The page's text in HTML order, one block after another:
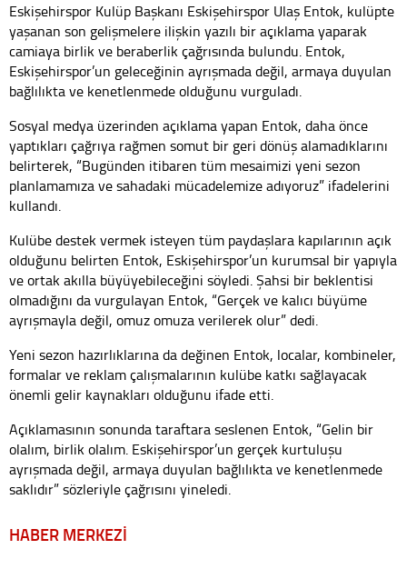
Eskişehirspor Kulüp Başkanı Eskişehirspor Ulaş Entok, kulüpte
yaşanan son gelişmelere ilişkin yazılı bir açıklama yaparak
camiaya birlik ve beraberlik çağrısında bulundu. Entok,
Eskişehirspor’un geleceğinin ayrışmada değil, armaya duyulan
bağlılıkta ve kenetlenmede olduğunu vurguladı.
Sosyal medya üzerinden açıklama yapan Entok, daha önce
yaptıkları çağrıya rağmen somut bir geri dönüş alamadıklarını
belirterek, “Bugünden itibaren tüm mesaimizi yeni sezon
planlamamıza ve sahadaki mücadelemize adıyoruz” ifadelerini
kullandı.
Kulübe destek vermek isteyen tüm paydaşlara kapılarının açık
olduğunu belirten Entok, Eskişehirspor’un kurumsal bir yapıyla
ve ortak akılla büyüyebileceğini söyledi. Şahsi bir beklentisi
olmadığını da vurgulayan Entok, “Gerçek ve kalıcı büyüme
ayrışmayla değil, omuz omuza verilerek olur” dedi.
Yeni sezon hazırlıklarına da değinen Entok, localar, kombineler,
formalar ve reklam çalışmalarının kulübe katkı sağlayacak
önemli gelir kaynakları olduğunu ifade etti.
Açıklamasının sonunda taraftara seslenen Entok, “Gelin bir
olalım, birlik olalım. Eskişehirspor’un gerçek kurtuluşu
ayrışmada değil, armaya duyulan bağlılıkta ve kenetlenmede
saklıdır” sözleriyle çağrısını yineledi.
HABER MERKEZİ